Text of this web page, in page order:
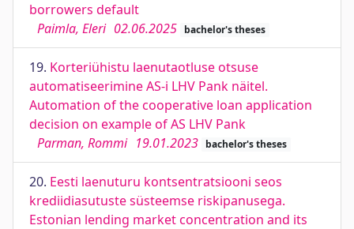
borrowers default
Paimla, Eleri 02.06.2025 bachelor's theses
19. Korteriühistu laenutaotluse otsuse
automatiseerimine AS-i LHV Pank näitel.
Automation of the cooperative loan application
decision on example of AS LHV Pank
Parman, Rommi 19.01.2023 bachelor's theses
20. Eesti laenuturu kontsentratsiooni seos
krediidiasutuste süsteemse riskipanusega.
Estonian lending market concentration and its